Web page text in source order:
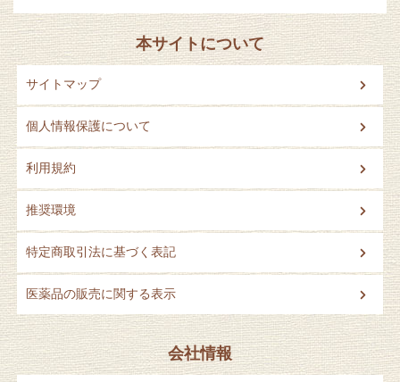
本サイトについて
サイトマップ
個人情報保護について
利用規約
推奨環境
特定商取引法に基づく表記
医薬品の販売に関する表示
会社情報